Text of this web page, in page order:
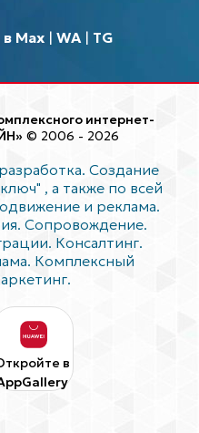
Max| WA| TG
интернет-
© 2006 - 2026
Создание
, а также по всей
и реклама.
Сопровождение.
Консалтинг.
Комплексный
в